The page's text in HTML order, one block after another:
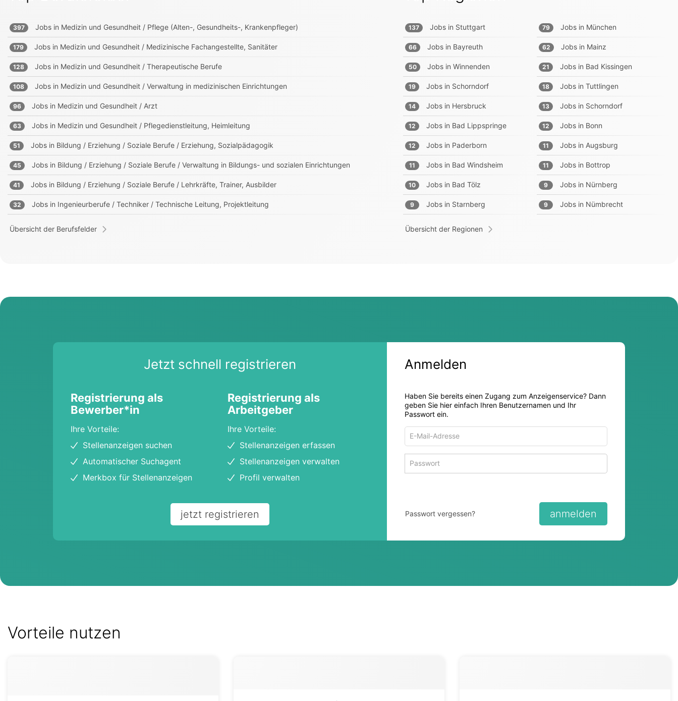
397 Jobs in Medizin und Gesundheit / Pflege (Alten-, Gesundheits-, Krankenpfleger)
179 Jobs in Medizin und Gesundheit / Medizinische Fachangestellte, Sanitäter
128 Jobs in Medizin und Gesundheit / Therapeutische Berufe
108 Jobs in Medizin und Gesundheit / Verwaltung in medizinischen Einrichtungen
96 Jobs in Medizin und Gesundheit / Arzt
63 Jobs in Medizin und Gesundheit / Pflegedienstleitung, Heimleitung
51 Jobs in Bildung / Erziehung / Soziale Berufe / Erziehung, Sozialpädagogik
45 Jobs in Bildung / Erziehung / Soziale Berufe / Verwaltung in Bildungs- und sozialen Einrichtungen
41 Jobs in Bildung / Erziehung / Soziale Berufe / Lehrkräfte, Trainer, Ausbilder
32 Jobs in Ingenieurberufe / Techniker / Technische Leitung, Projektleitung
Übersicht der Berufsfelder
137 Jobs in Stuttgart 79 Jobs in München
66 Jobs in Bayreuth 62 Jobs in Mainz
50 Jobs in Winnenden 21 Jobs in Bad Kissingen
19 Jobs in Schorndorf 18 Jobs in Tuttlingen
14 Jobs in Hersbruck 13 Jobs in Schorndorf
12 Jobs in Bad Lippspringe 12 Jobs in Bonn
12 Jobs in Paderborn 11 Jobs in Augsburg
11 Jobs in Bad Windsheim 11 Jobs in Bottrop
10 Jobs in Bad Tölz 9 Jobs in Nürnberg
9 Jobs in Starnberg 9 Jobs in Nümbrecht
Übersicht der Regionen
Jetzt schnell registrieren
Registrierung als
Bewerber*in
Ihre Vorteile:
Stellenanzeigen suchen
Automatischer Suchagent
Merkbox für Stellenanzeigen
Registrierung als
Arbeitgeber
Ihre Vorteile:
Stellenanzeigen erfassen
Stellenanzeigen verwalten
Profil verwalten
jetzt registrieren
Anmelden
Haben Sie bereits einen Zugang zum Anzeigenservice? Dann
geben Sie hier einfach Ihren Benutzernamen und Ihr
Passwort ein.
Adresse
zum
Anmelden
anmelden
Passwort vergessen?
Vorteile nutzen